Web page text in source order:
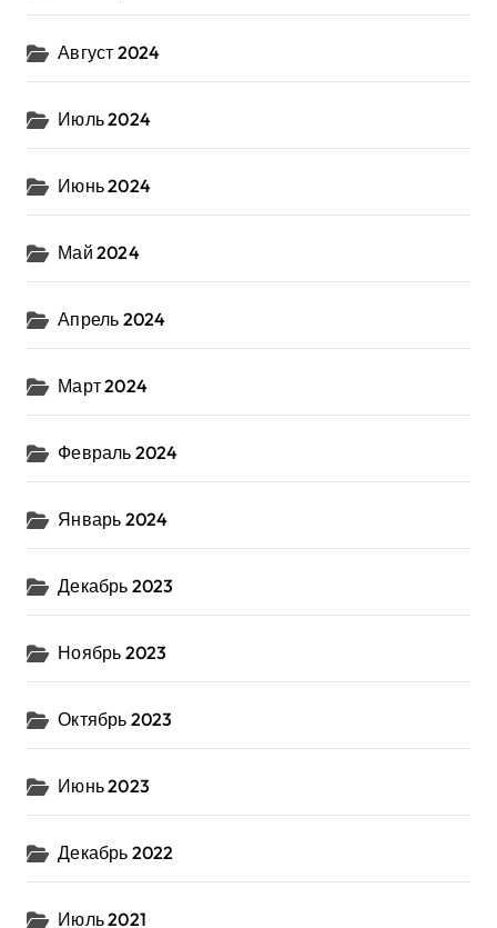
Август 2024
Июль 2024
Июнь 2024
Май 2024
Апрель 2024
Март 2024
Февраль 2024
Январь 2024
Декабрь 2023
Ноябрь 2023
Октябрь 2023
Июнь 2023
Декабрь 2022
Июль 2021